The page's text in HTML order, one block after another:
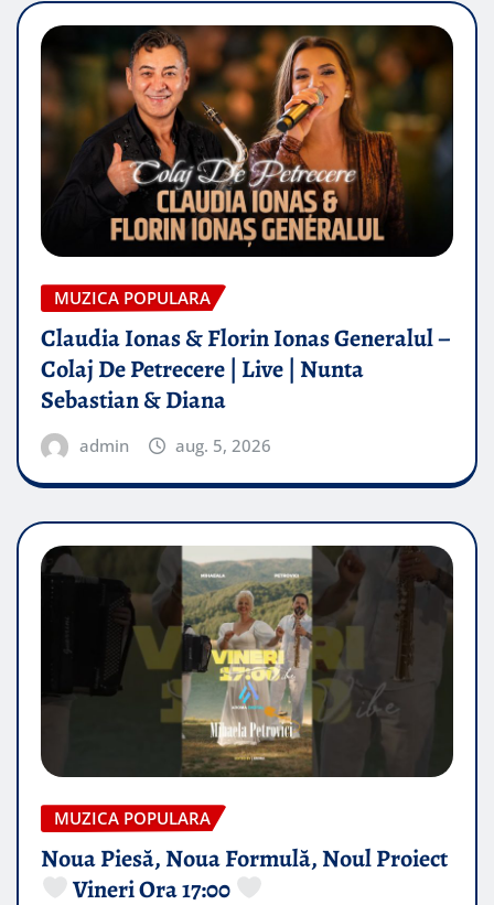
MUZICA POPULARA
Claudia Ionas & Florin Ionas Generalul –
Colaj De Petrecere | Live | Nunta
Sebastian & Diana
admin aug. 5, 2026
MUZICA POPULARA
Noua Piesă, Noua Formulă, Noul Proiect
Vineri Ora 17:00